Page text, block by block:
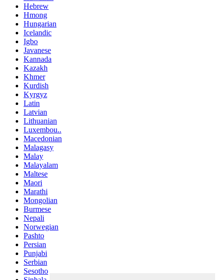
Hebrew
Hmong
Hungarian
Icelandic
Igbo
Javanese
Kannada
Kazakh
Khmer
Kurdish
Kyrgyz
Latin
Latvian
Lithuanian
Luxembou..
Macedonian
Malagasy
Malay
Malayalam
Maltese
Maori
Marathi
Mongolian
Burmese
Nepali
Norwegian
Pashto
Persian
Punjabi
Serbian
Sesotho